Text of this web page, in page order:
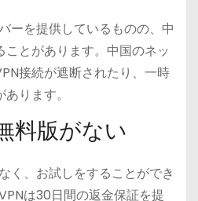
ーを提供しているものの、中
とがあります。中国のネッ
接続が遮断されたり、一時
ります。
料版がない
く、お試しをすることができ
は30日間の返金保証を提